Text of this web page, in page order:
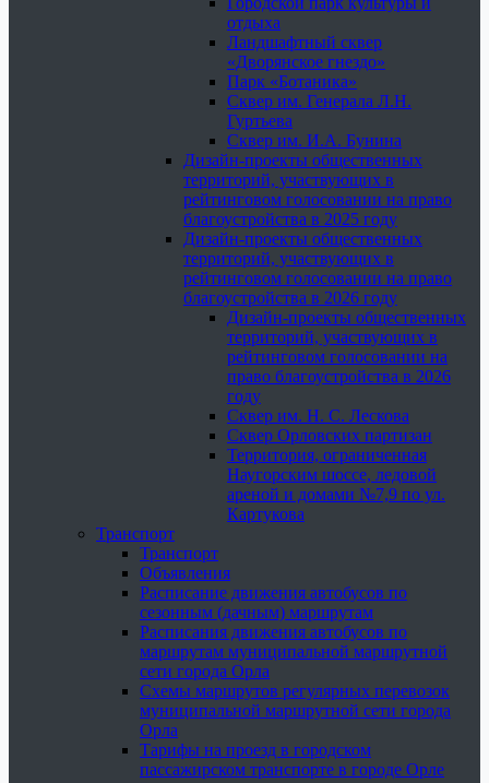
отдыха
Ландшафтный сквер
«Дворянское гнездо»
Парк «Ботаника»
Сквер им. Генерала Л.Н.
Гуртьева
Сквер им. И.А. Бунина
Дизайн-проекты общественных
территорий, участвующих в
рейтинговом голосовании на право
благоустройства в 2025 году
Дизайн-проекты общественных
территорий, участвующих в
рейтинговом голосовании на право
благоустройства в 2026 году
Дизайн-проекты общественных
территорий, участвующих в
рейтинговом голосовании на
право благоустройства в 2026
году
Сквер им. Н. С. Лескова
Сквер Орловских партизан
Территория, ограниченная
Наугорским шоссе, ледовой
ареной и домами №7,9 по ул.
Картукова
Транспорт
Транспорт
Объявления
Расписание движения автобусов по
сезонным (дачным) маршрутам
Расписания движения автобусов по
маршрутам муниципальной маршрутной
сети города Орла
Схемы маршрутов регулярных перевозок
муниципальной маршрутной сети города
Орла
Тарифы на проезд в городском
пассажирском транспорте в городе Орле